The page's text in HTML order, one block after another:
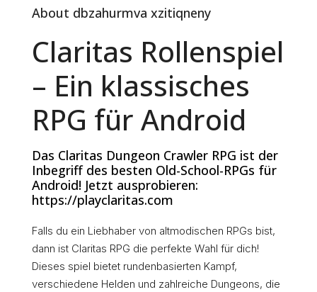
About dbzahurmva xzitiqneny
Claritas Rollenspiel
– Ein klassisches
RPG für Android
Das Claritas Dungeon Crawler RPG ist der
Inbegriff des besten Old-School-RPGs für
Android! Jetzt ausprobieren:
https://playclaritas.com
Falls du ein Liebhaber von altmodischen RPGs bist,
dann ist Claritas RPG die perfekte Wahl für dich!
Dieses spiel bietet rundenbasierten Kampf,
verschiedene Helden und zahlreiche Dungeons, die